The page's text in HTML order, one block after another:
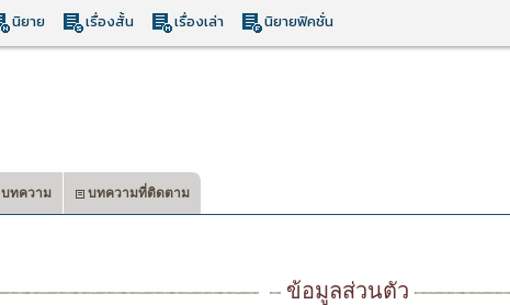
นิยาย เรื่องสั้น เรื่องเล่า นิยายฟิคชั่น
บทความ บทความที่ติดตาม
ข้อมูลส่วนตัว